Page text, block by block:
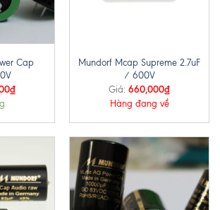
Cap
₫
Mundorf Mcap Supreme 2.7uF
/ 600V
Giá: 660,000₫
Hàng đang về